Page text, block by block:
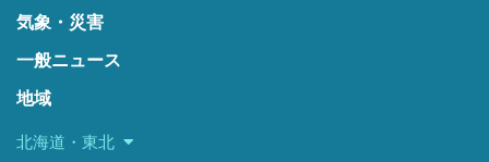
気象・災害
一般ニュース
地域
北海道・東北